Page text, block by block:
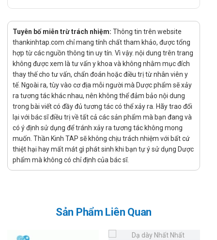
Ornihepa chứa cùng thành phần L-Ornithin L-Aspartat, giúp
giảm amoniac máu và hỗ trợ gan trong việc giải độc.
Vamipas, mặc dù có công thức khác biệt, vẫn được sử
dụng để cải thiện chức năng gan nhờ khả năng tăng cường
quá trình trao đổi chất và giải độc. Các sản phẩm này
được lựa chọn tùy theo tình trạng sức khỏe cụ thể của
bệnh nhân và phác đồ điều trị của bác sĩ.
Lời khuyên về dinh dưỡng
Người sử dụng Soluxky 5g nên duy trì một chế độ ăn uống
cân đối để giảm áp lực cho gan và hỗ trợ chức năng gan.
Nên ăn nhiều rau xanh, trái cây tươi, đặc biệt là các loại
giàu chất chống oxy hóa như bông cải xanh, cam, táo, và
các loại hạt. Thực phẩm giàu protein lành mạnh như cá,
trứng, và đậu phụ cũng rất cần thiết để phục hồi gan. Hạn
Tuyệt đối tránh xa rượu bia và đồ uống có ga, vì chúng có
thể làm trầm trọng hơn các vấn đề về gan.
Tuyên bố miễn trừ trách nhiệm: Thông tin trên website
thankinhtap.com chỉ mang tính chất tham khảo, được tổng
hợp từ các nguồn thông tin uy tín. Vì vậy. nội dung trên trang
không được xem là tư vấn y khoa và không nhằm mục đích
thay thế cho tư vấn, chẩn đoán hoặc điều trị từ nhân viên y
tế. Ngoài ra, tùy vào cơ địa mỗi người mà Dược phẩm sẽ xảy
ra tương tác khác nhau, nên không thể đảm bảo nội dung
trong bài viết có đầy đủ tương tác có thể xảy ra. Hãy trao đổi
lại với bác sĩ điều trị về tất cả các sản phẩm mà bạn đang và
có ý định sử dụng để tránh xảy ra tương tác không mong
muốn. Thần Kinh TAP sẽ không chịu trách nhiệm với bất cứ
thiệt hại hay mất mát gì phát sinh khi bạn tự ý sử dụng Dược
phẩm mà không có chỉ định của bác sĩ.
Sản Phẩm Liên Quan